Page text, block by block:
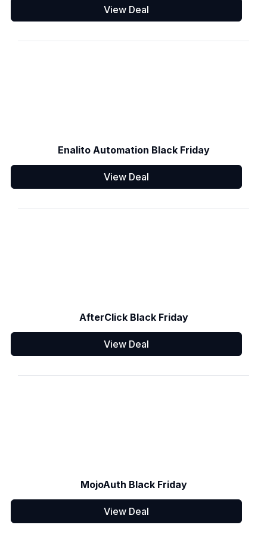
View Deal
Enalito Automation Black Friday
View Deal
AfterClick Black Friday
View Deal
MojoAuth Black Friday
View Deal